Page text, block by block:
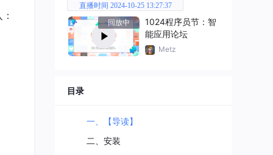
直播时间 2024-10-25 13:27:37
回放中
1024程序员节：智
能应用论坛
Metz
目录
一、【导读】
二、安装